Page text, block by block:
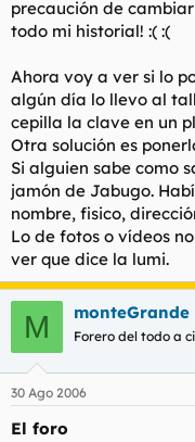
precaución de
todo mi historial! :( :(
Ahora voy a ver si lo
algún día lo llevo al
cepilla la clave en un
Otra solución es
Si alguien sabe como
jamón de Jabugo.
nombre, fisico,
Lo de fotos o vídeos
ver que dice la lumi.
M monteGrande
Forero del todo a
30 Ago 2006
El foro